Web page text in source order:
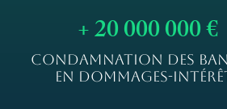
+ 20 000 000 €
CONDAMNATION DES
EN DOMMAGES-